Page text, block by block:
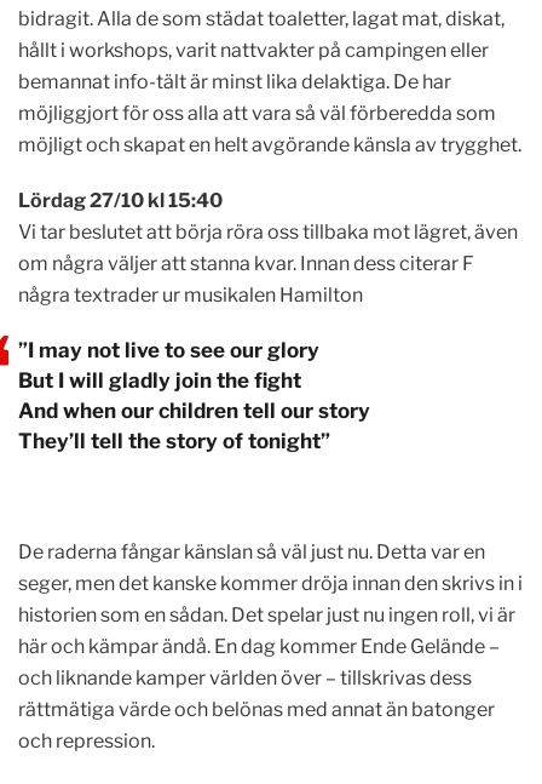
bidragit. Alla de som städat toaletter, lagat mat, diskat,
hållt i workshops, varit nattvakter på campingen eller
bemannat info-tält är minst lika delaktiga. De har
möjliggjort för oss alla att vara så väl förberedda som
möjligt och skapat en helt avgörande känsla av trygghet.
Lördag 27/10 kl 15:40
Vi tar beslutet att börja röra oss tillbaka mot lägret, även
om några väljer att stanna kvar. Innan dess citerar F
några textrader ur musikalen Hamilton
”I may not live to see our glory
But I will gladly join the fight
And when our children tell our story
They’ll tell the story of tonight”
De raderna fångar känslan så väl just nu. Detta var en
seger, men det kanske kommer dröja innan den skrivs in i
historien som en sådan. Det spelar just nu ingen roll, vi är
här och kämpar ändå. En dag kommer Ende Gelände –
och liknande kamper världen över – tillskrivas dess
rättmätiga värde och belönas med annat än batonger
och repression.